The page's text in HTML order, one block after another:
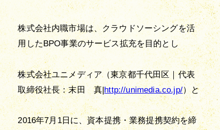
株式会社内職市場は、クラウドソーシングを活
用したBPO事業のサービス拡充を目的とし
株式会社ユニメディア（東京都千代田区｜代表
取締役社長：末田　真|http://unimedia.co.jp/）と
2016年7月1日に、資本提携・業務提携契約を締